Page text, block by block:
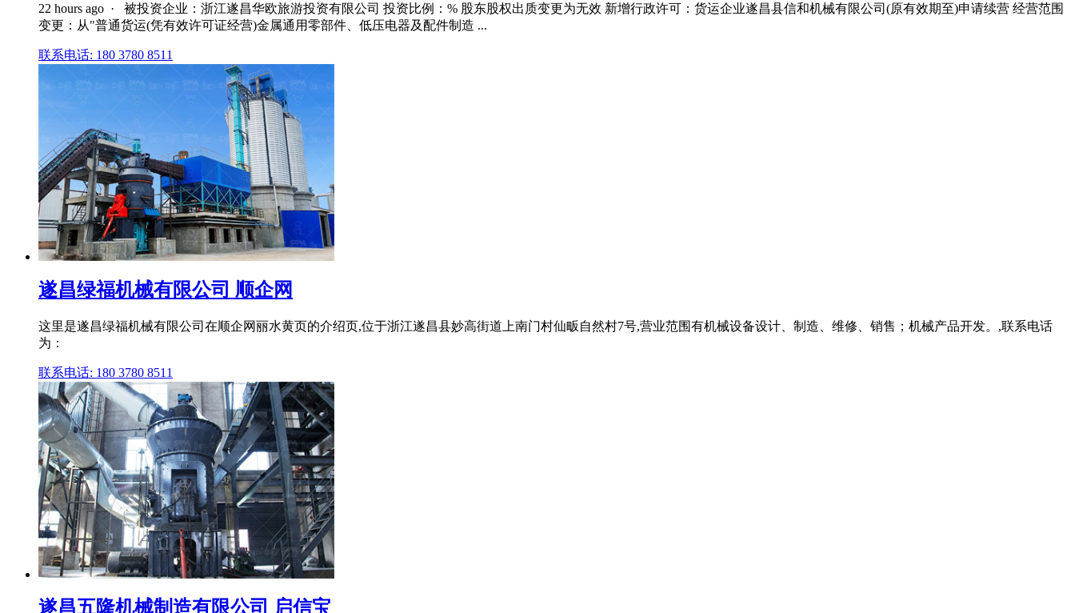
22 hours ago · 被投资企业：浙江遂昌华欧旅游投资有限公司 投资比例：% 股东股权出质变更为无效 新增行政许可：货运企业遂昌县信和机械有限公司(原有效期至)申请续营 经营范围
变更：从"普通货运(凭有效许可证经营)金属通用零部件、低压电器及配件制造 ...
联系电话: 180 3780 8511
遂昌绿福机械有限公司 顺企网
这里是遂昌绿福机械有限公司在顺企网丽水黄页的介绍页,位于浙江遂昌县妙高街道上南门村仙畈自然村7号,营业范围有机械设备设计、制造、维修、销售；机械产品开发。,联系电话
为：
联系电话: 180 3780 8511
遂昌五隆机械制造有限公司 启信宝